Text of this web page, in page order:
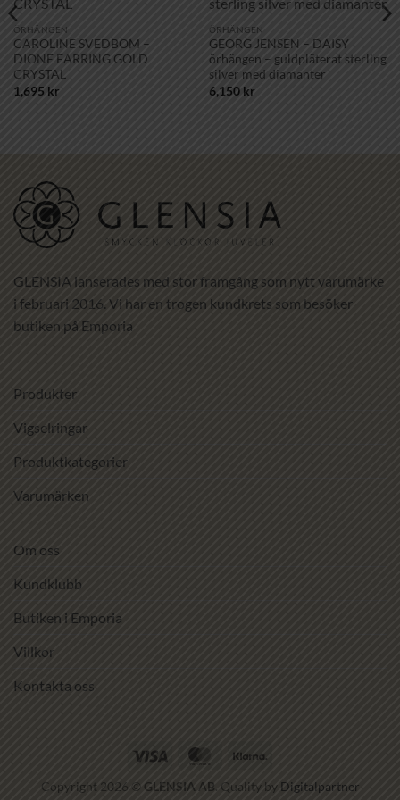
ÖRHÄNGEN
CAROLINE SVEDBOM –
DIONE EARRING GOLD
CRYSTAL
1,695 kr
önskelistan!
ÖRHÄNGEN
GEORG JENSEN – DAISY
örhängen – guldpläterat sterling
silver med diamanter
6,150 kr
GLENSIA lanserades med stor framgång som nytt varumärke
i februari 2016. Vi har en trogen kundkrets som besöker
butiken på Emporia
Produkter
Vigselringar
Produktkategorier
Varumärken
Om oss
Kundklubb
Butiken i Emporia
Villkor
Kontakta oss
Visa MasterCard
Copyright 2026 © GLENSIA AB. Quality by Digitalpartner